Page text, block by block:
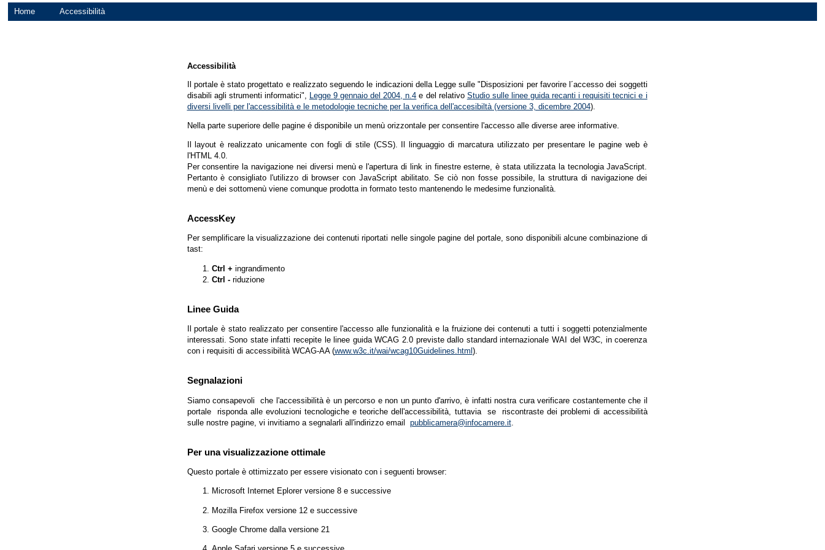
Home Accessibilità
Accessibilità
Il portale è stato progettato e realizzato seguendo le indicazioni della Legge sulle "Disposizioni per favorire l´accesso dei soggetti
disabili agli strumenti informatici", Legge 9 gennaio del 2004, n.4 e del relativo Studio sulle linee guida recanti i requisiti tecnici e i
diversi livelli per l'accessibilità e le metodologie tecniche per la verifica dell'accesibiltà (versione 3, dicembre 2004).
Nella parte superiore delle pagine é disponibile un menù orizzontale per consentire l'accesso alle diverse aree informative.
Il layout è realizzato unicamente con fogli di stile (CSS). Il linguaggio di marcatura utilizzato per presentare le pagine web è
l'HTML 4.0.
Per consentire la navigazione nei diversi menù e l'apertura di link in finestre esterne, è stata utilizzata la tecnologia JavaScript.
Pertanto è consigliato l'utilizzo di browser con JavaScript abilitato. Se ciò non fosse possibile, la struttura di navigazione dei
menù e dei sottomenù viene comunque prodotta in formato testo mantenendo le medesime funzionalità.
AccessKey
Per semplificare la visualizzazione dei contenuti riportati nelle singole pagine del portale, sono disponibili alcune combinazione di
tast:
Ctrl + ingrandimento
Ctrl -riduzione
Linee Guida
Il portale è stato realizzato per consentire l'accesso alle funzionalità e la fruizione dei contenuti a tutti i soggetti potenzialmente
interessati. Sono state infatti recepite le linee guida WCAG 2.0 previste dallo standard internazionale WAI del W3C, in coerenza
con i requisiti di accessibilità WCAG-AA (www.w3c.it/wai/wcag10Guidelines.html ).
Segnalazioni
Siamo consapevoli che l'accessibilità è un percorso e non un punto d'arrivo, è infatti nostra cura verificare costantemente che il
portale risponda alle evoluzioni tecnologiche e teoriche dell'accessibilità, tuttavia se riscontraste dei problemi di accessibilità
sulle nostre pagine, vi invitiamo a segnalarli all'indirizzo email pubblicamera@infocamere.it.
Per una visualizzazione ottimale
Questo portale è ottimizzato per essere visionato con i seguenti browser:
Microsoft Internet Eplorer versione 8 e successive
Mozilla Firefox versione 12 e successive
Google Chrome dalla versione 21